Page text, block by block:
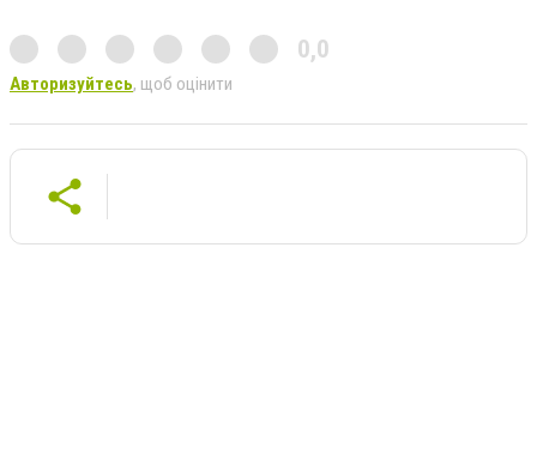
0,0
Авторизуйтесь, щоб оцінити